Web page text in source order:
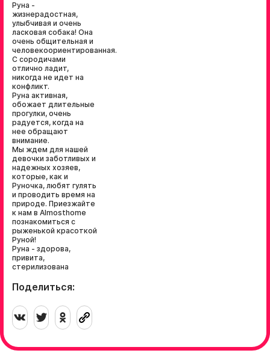
Руна -
жизнерадостная,
улыбчивая и очень
ласковая собака! Она
очень общительная и
человекоориентированная.
С сородичами
отлично ладит,
никогда не идет на
конфликт.
Руна активная,
обожает длительные
прогулки, очень
радуется, когда на
нее обращают
внимание.
Мы ждем для нашей
девочки заботливых и
надежных хозяев,
которые, как и
Руночка, любят гулять
и проводить время на
природе. Приезжайте
к нам в Almosthome
познакомиться с
рыженькой красоткой
Руной!
Руна - здорова,
привита,
стерилизована
Поделиться: